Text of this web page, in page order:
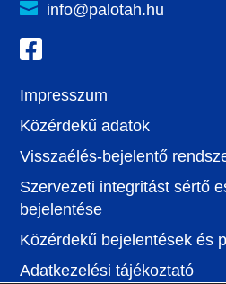
info@palotah.hu
Impresszum
Közérdekű adatok
Visszaélés-bejelentő
Szervezeti integritást sértő
bejelentése
Közérdekű bejelentések és
Adatkezelési tájékoztató